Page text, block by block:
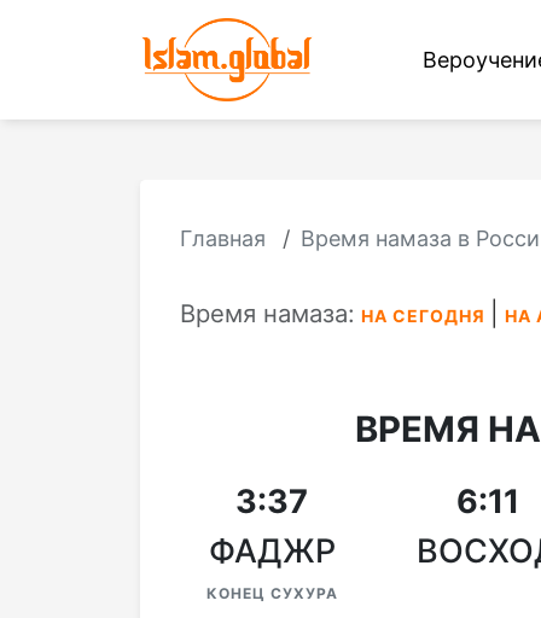
Главная Время намаза в
Время намаза: НА СЕГОДНЯ НА
ВРЕМЯ
3:37
ФАДЖР
КОНЕЦ СУХУРА
6:11